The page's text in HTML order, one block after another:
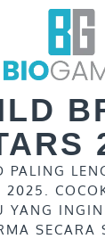
2025.
YANG
SECARA